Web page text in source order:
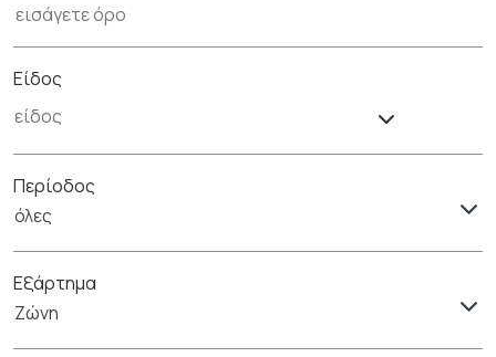
Είδος
Περίοδος
όλες
Εξάρτημα
Ζώνη